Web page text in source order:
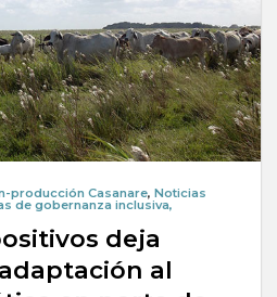
producción Casanare, Noticias
de gobernanza inclusiva,
deja
al